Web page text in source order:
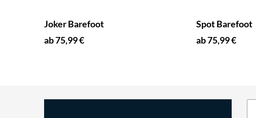
Joker Barefoot
ab 75,99 €
Spot Barefoot
ab 75,99 €